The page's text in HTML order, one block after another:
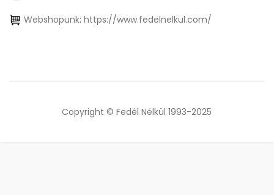
Webshopunk: https://www.fedelnelkul.com/
Copyright © Fedél Nélkül 1993-2025